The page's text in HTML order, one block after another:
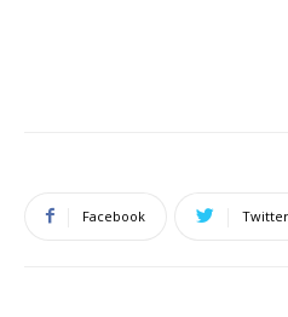
Facebook Twitter